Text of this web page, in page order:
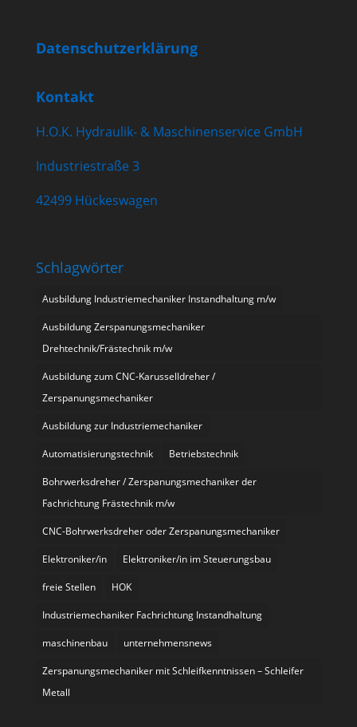
Datenschutzerklärung
Kontakt
H.O.K. Hydraulik- & Maschinenservice GmbH
Industriestraße 3
42499 Hückeswagen
Schlagwörter
Ausbildung Industriemechaniker Instandhaltung m/w
Ausbildung Zerspanungsmechaniker
Drehtechnik/Frästechnik m/w
Ausbildung zum CNC-Karusselldreher /
Zerspanungsmechaniker
Ausbildung zur Industriemechaniker
Automatisierungstechnik Betriebstechnik
Bohrwerksdreher / Zerspanungsmechaniker der
Fachrichtung Frästechnik m/w
CNC-Bohrwerksdreher oder Zerspanungsmechaniker
Elektroniker/in Elektroniker/in im Steuerungsbau
freie Stellen HOK
Industriemechaniker Fachrichtung Instandhaltung
maschinenbau unternehmensnews
Zerspanungsmechaniker mit Schleifkenntnissen – Schleifer
Metall